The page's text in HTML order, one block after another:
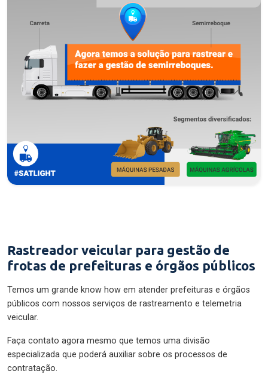
Rastreador veicular para gestão de
frotas de prefeituras e órgãos públicos
Temos um grande know how em atender prefeituras e órgãos
públicos com nossos serviços de rastreamento e telemetria
veicular.
Faça contato agora mesmo que temos uma divisão
especializada que poderá auxiliar sobre os processos de
contratação.